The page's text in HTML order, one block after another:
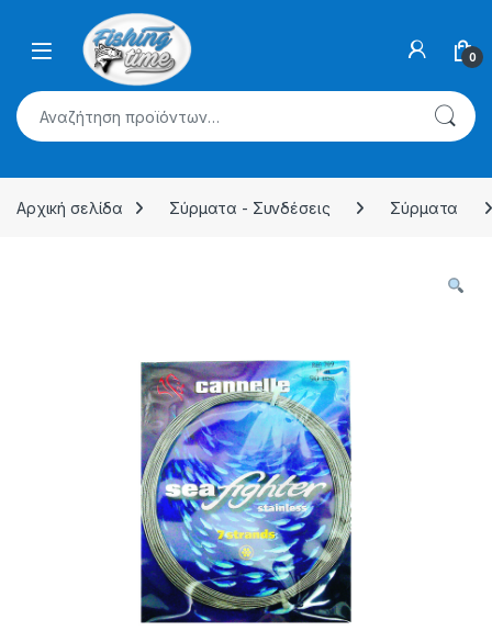
Skip to navigation
0
Αναζήτηση για:
Αρχική σελίδα Σύρματα - Συνδέσεις Σύρματα